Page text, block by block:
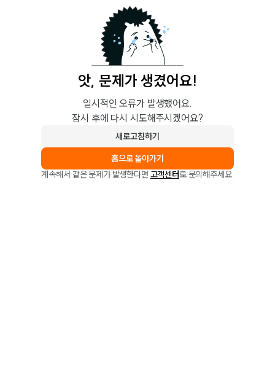
앗, 문제가 생겼어요!
일시적인 오류가 발생했어요.
잠시 후에 다시 시도해주시겠어요?
새로고침하기
홈으로 돌아가기
계속해서 같은 문제가 발생한다면 고객센터로 문의해주세요.